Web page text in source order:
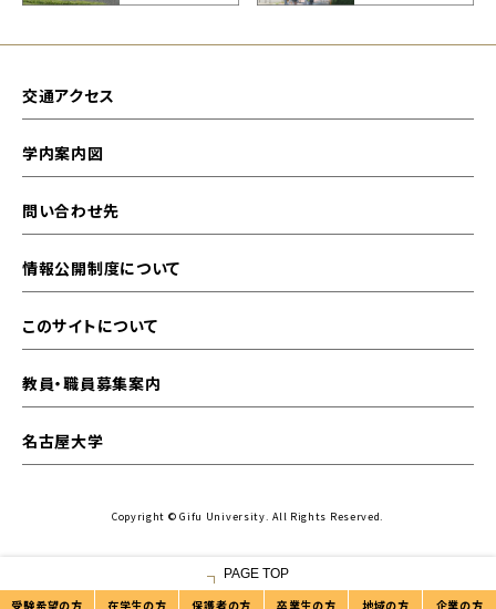
PAGE TOP
受験希望の方 在学生の方 保護者の方 卒業生の方 地域の方 企業の方
交通アクセス
学内案内図
問い合わせ先
情報公開制度について
このサイトについて
教員・職員募集案内
名古屋大学
Copyright © Gifu University. All Rights Reserved.